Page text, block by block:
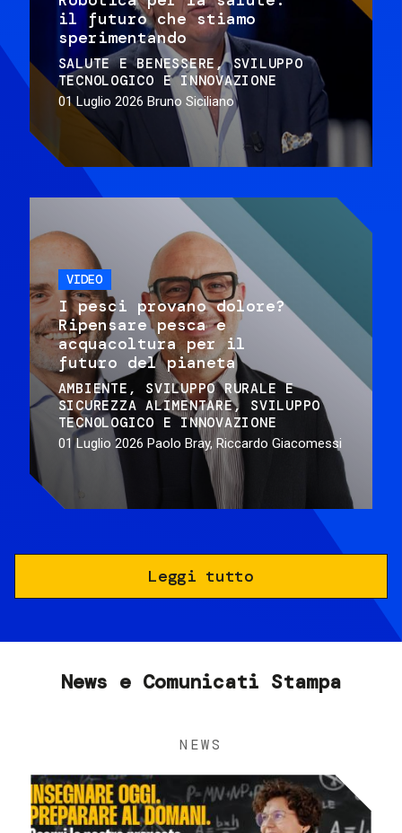
il futuro che stiamo
sperimentando
SALUTE E BENESSERE
SVILUPPO
TECNOLOGICO E INNOVAZIONE
01 Luglio 2026 Bruno Siciliano
VIDEO
I pesci provano dolore?
Ripensare pesca e
acquacoltura per il
futuro del pianeta
AMBIENTE
SVILUPPO RURALE E
SICUREZZA ALIMENTARE
SVILUPPO
TECNOLOGICO E INNOVAZIONE
01 Luglio 2026 Paolo Bray, Riccardo Giacomessi
Leggi tutto
News e Comunicati Stampa
NEWS